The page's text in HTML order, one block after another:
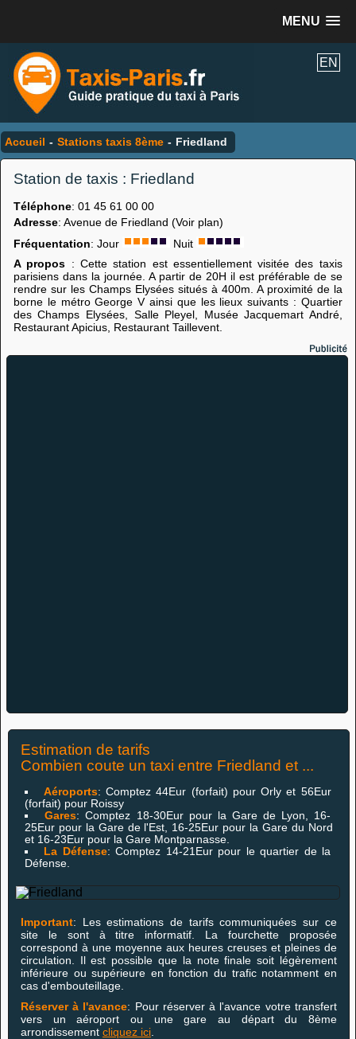
MENU
EN
Accueil - Stations taxis 8ème - Friedland
Station de taxis : Friedland
Téléphone: 01 45 61 00 00
Adresse: Avenue de Friedland (Voir plan)
Fréquentation: Jour
Nuit
A propos : Cette station est essentiellement visitée des taxis
parisiens dans la journée. A partir de 20H il est préférable de se
rendre sur les Champs Elysées situés à 400m. A proximité de la
borne le métro George V ainsi que les lieux suivants : Quartier
des Champs Elysées, Salle Pleyel, Musée Jacquemart André,
Restaurant Apicius, Restaurant Taillevent.
Estimation de tarifs
Combien coute un taxi entre Friedland et ...
Aéroports: Comptez 44Eur (forfait) pour Orly et 56Eur
(forfait) pour Roissy
Gares: Comptez 18-30Eur pour la Gare de Lyon, 16-
25Eur pour la Gare de l'Est, 16-25Eur pour la Gare du Nord
et 16-23Eur pour la Gare Montparnasse.
La Défense: Comptez 14-21Eur pour le quartier de la
Défense.
Important: Les estimations de tarifs communiquées sur ce
site le sont à titre informatif. La fourchette proposée
correspond à une moyenne aux heures creuses et pleines de
circulation. Il est possible que la note finale soit légèrement
inférieure ou supérieure en fonction du trafic notamment en
cas d'embouteillage.
Réserver à l'avance: Pour réserver à l'avance votre transfert
vers un aéroport ou une gare au départ du 8ème
arrondissement cliquez ici.